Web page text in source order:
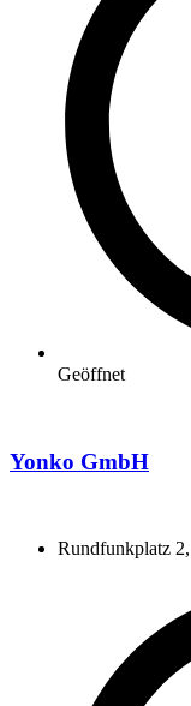
Geöffnet
Yonko GmbH
Rundfunkplatz